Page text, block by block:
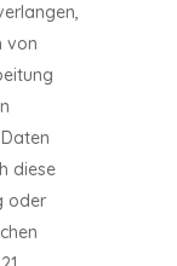
von
diese
oder